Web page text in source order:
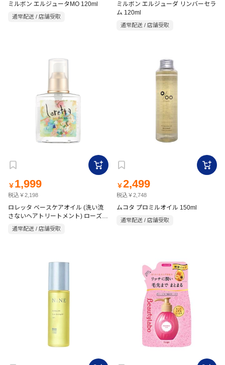
ミルボン エルジュータMO 120ml
通常配送 / 店舗受取
ミルボン エルジューダ リンバーセラ
ム 120ml
通常配送 / 店舗受取
￥ 1,999
税込￥2,198
ロレッタ ベースケアオイル (洗い流
さないヘアトリートメント) ローズ系
の香り 120ml
通常配送 / 店舗受取
￥2,499
税込￥2,748
ムコタ プロミルオイル 150ml
通常配送 / 店舗受取